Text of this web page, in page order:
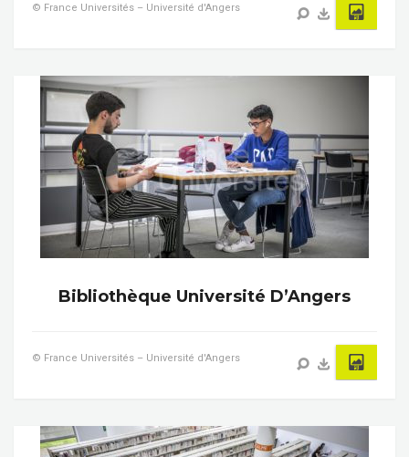
© France Universités – Université d'Angers
Bibliothèque Université D’Angers
© France Universités – Université d'Angers